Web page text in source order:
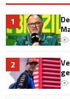
1
2